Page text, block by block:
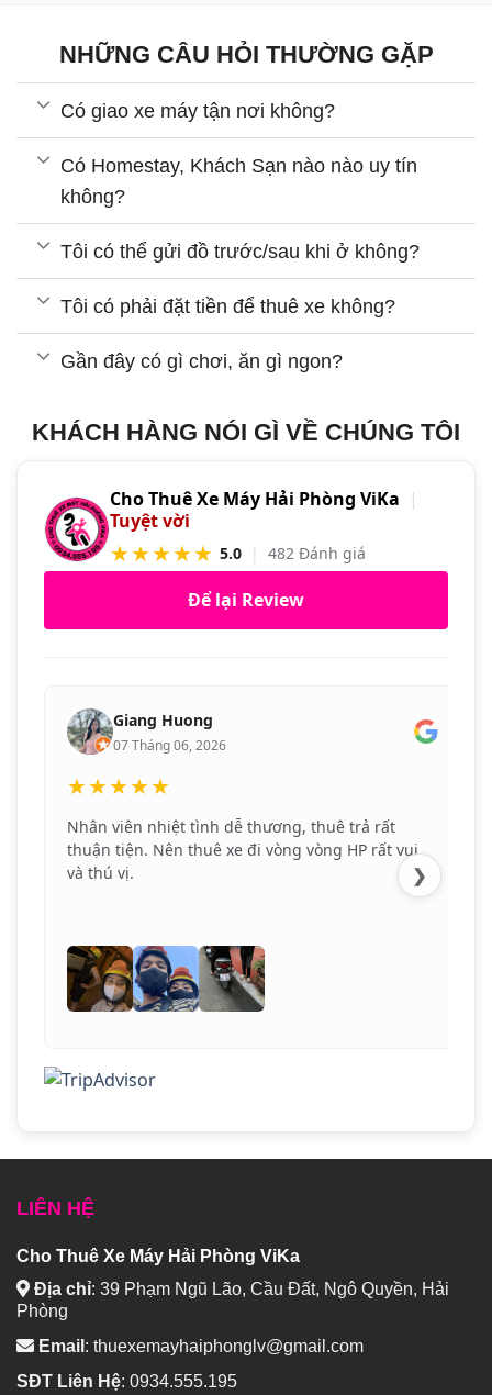
NHỮNG CÂU HỎI THƯỜNG GẶP
Có giao xe máy tận nơi không?
Có Homestay, Khách Sạn nào nào uy tín
không?
Tôi có thể gửi đồ trước/sau khi ở không?
Tôi có phải đặt tiền để thuê xe không?
Gần đây có gì chơi, ăn gì ngon?
KHÁCH HÀNG NÓI GÌ VỀ CHÚNG TÔI
Cho Thuê Xe Máy Hải Phòng ViKa |
Tuyệt vời
★★★★★ 5.0 | 482 Đánh giá
Để lại Review
Giang Huong
07 Tháng 06, 2026
★★★★★
Nhân viên nhiệt tình dễ thương, thuê trả rất
thuận tiện. Nên thuê xe đi vòng vòng HP rất vui
và thú vị.
❯
LIÊN HỆ
Cho Thuê Xe Máy Hải Phòng ViKa
Địa chỉ: 39 Phạm Ngũ Lão, Cầu Đất, Ngô Quyền, Hải
Phòng
Email : thuexemayhaiphonglv@gmail.com
SĐT Liên Hệ: 0934.555.195